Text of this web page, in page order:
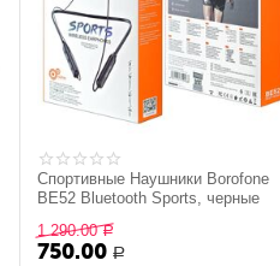
Спортивные Наушники Borofone
BE52 Bluetooth Sports, черные
1 290.00 Р
750.00 Р